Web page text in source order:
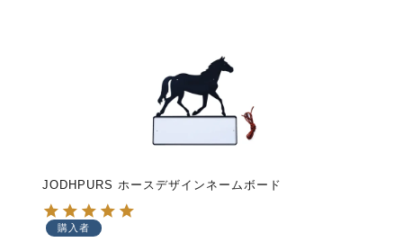
JODHPURS ホースデザインネームボード
購入者